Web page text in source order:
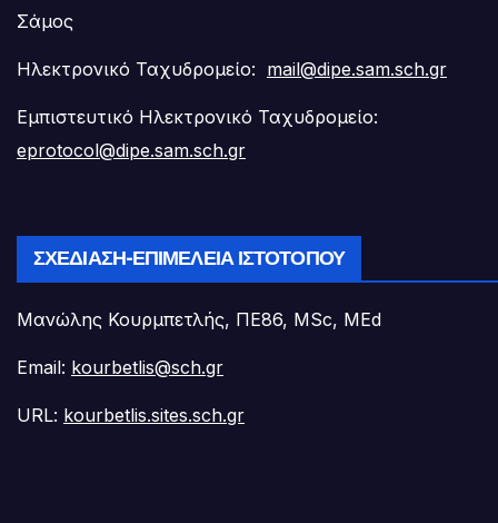
Σάμος
Ηλεκτρονικό Ταχυδρομείο: mail@dipe.sam.sch.gr
Εμπιστευτικό Ηλεκτρονικό Ταχυδρομείο:
eprotocol@dipe.sam.sch.gr
ΣΧΕΔΊΑΣΗ-ΕΠΙΜΈΛΕΙΑ ΙΣΤΟΤΌΠΟΥ
Μανώλης Κουρμπετλής, ΠΕ86, MSc, MEd
Email: kourbetlis@sch.gr
URL: kourbetlis.sites.sch.gr